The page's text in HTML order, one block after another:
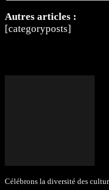
Autres articles :
[categoryposts]
Célébrons la diversité des